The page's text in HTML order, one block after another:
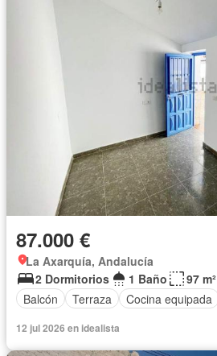
87.000 €
La Axarquía, Andalucía
2 Dormitorios
1 Baño
97 m²
Balcón
Terraza Cocina equipada
12 jul 2026 en idealista